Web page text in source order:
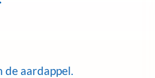
de aardappel.